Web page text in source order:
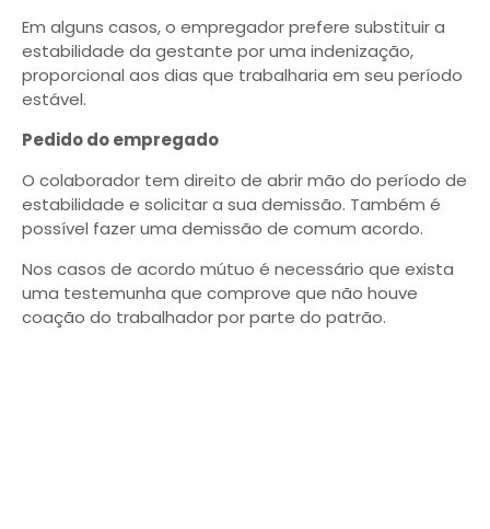
Em alguns casos, o empregador prefere substituir a
estabilidade da gestante por uma indenização,
proporcional aos dias que trabalharia em seu período
estável.
Pedido do empregado
O colaborador tem direito de abrir mão do período de
estabilidade e solicitar a sua demissão. Também é
possível fazer uma demissão de comum acordo.
Nos casos de acordo mútuo é necessário que exista
uma testemunha que comprove que não houve
coação do trabalhador por parte do patrão.